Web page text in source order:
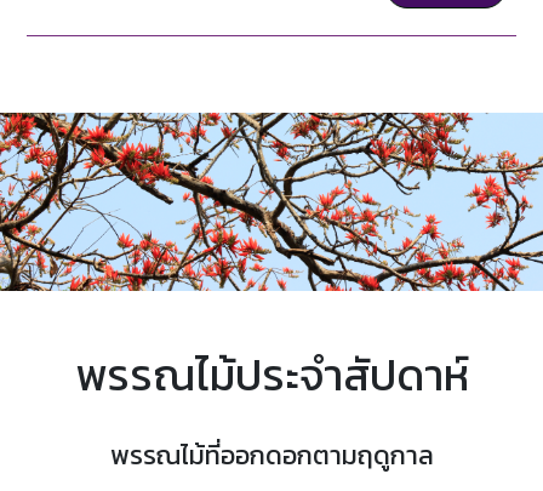
พรรณไม้ประจำสัปดาห์
พรรณไม้ที่ออกดอกตามฤดูกาล